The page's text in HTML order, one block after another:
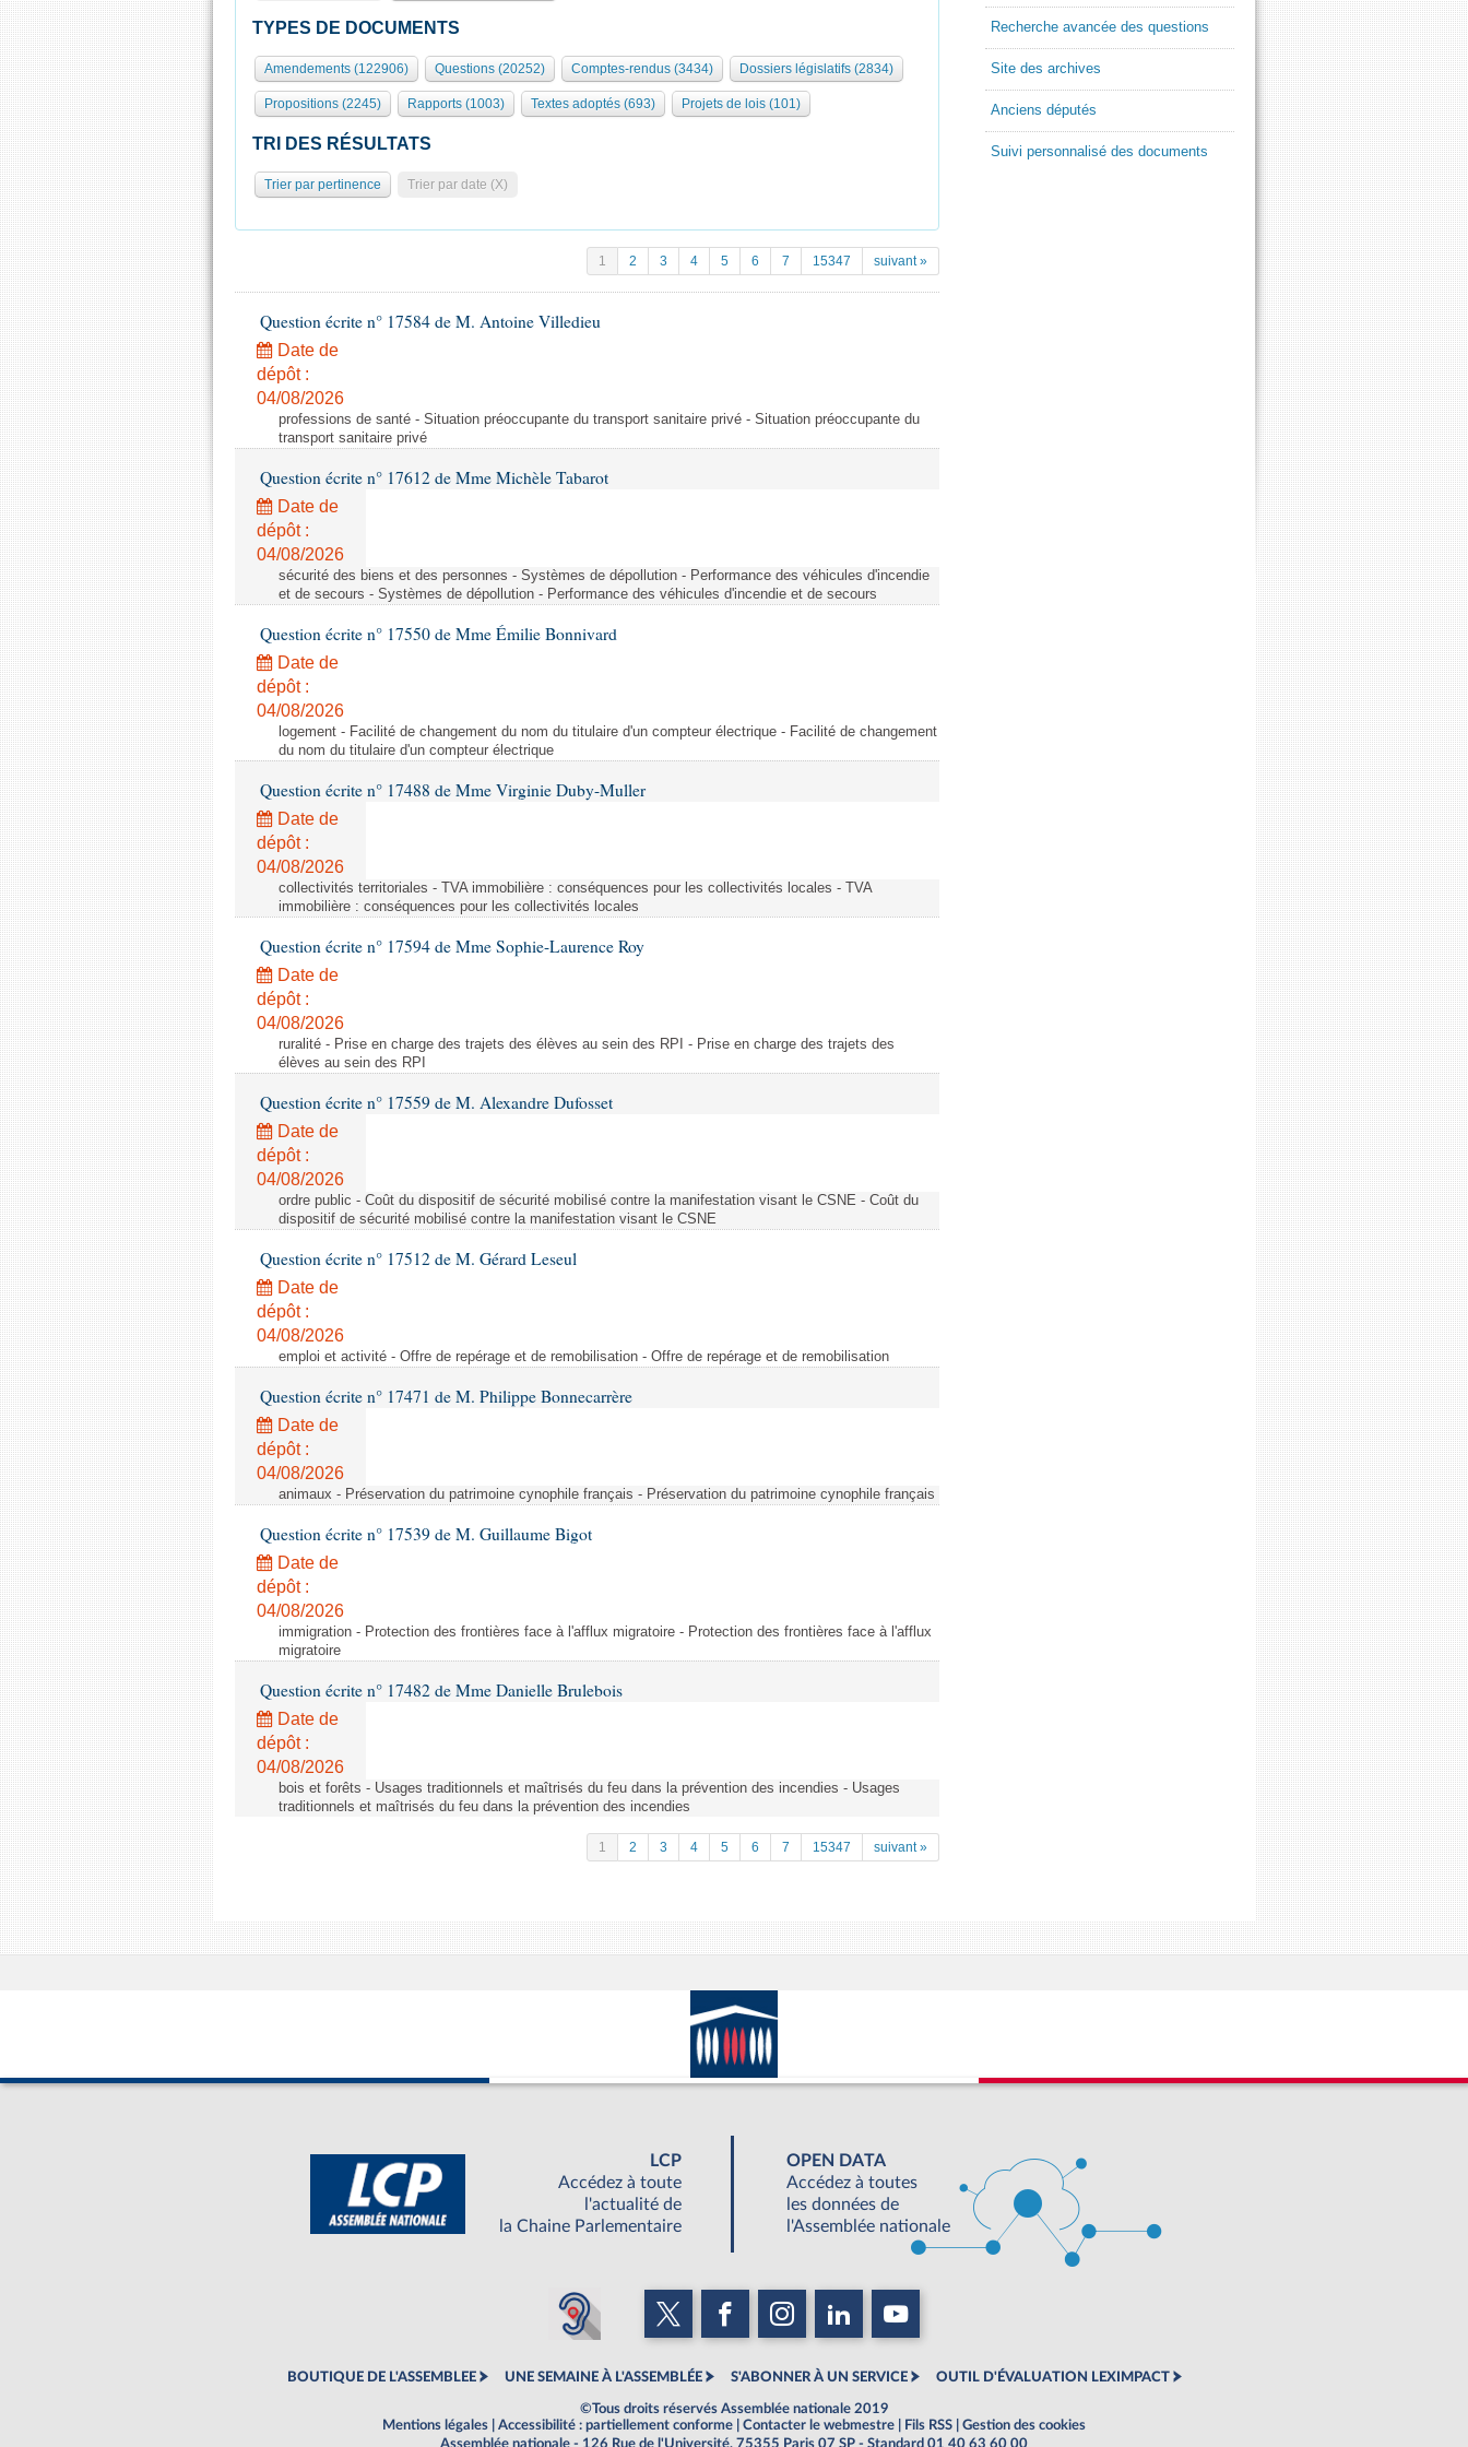
TYPES DE DOCUMENTS
Amendements (122906) Questions (20252) Comptes-rendus (3434) Dossiers législatifs (2834)
Propositions (2245) Rapports (1003) Textes adoptés (693) Projets de lois (101)
TRI DES RÉSULTATS
Trier par pertinence Trier par date (X)
1 2 3 4 5 6 7 15347 suivant »
Question écrite n° 17584 de M. Antoine Villedieu
Date de
dépôt :
04/08/2026
professions de santé - Situation préoccupante du transport sanitaire privé - Situation préoccupante du
transport sanitaire privé
Question écrite n° 17612 de Mme Michèle Tabarot
Date de
dépôt :
04/08/2026
sécurité des biens et des personnes - Systèmes de dépollution - Performance des véhicules d'incendie
et de secours - Systèmes de dépollution - Performance des véhicules d'incendie et de secours
Question écrite n° 17550 de Mme Émilie Bonnivard
Date de
dépôt :
04/08/2026
logement - Facilité de changement du nom du titulaire d'un compteur électrique - Facilité de changement
du nom du titulaire d'un compteur électrique
Question écrite n° 17488 de Mme Virginie Duby-Muller
Date de
dépôt :
04/08/2026
collectivités territoriales - TVA immobilière : conséquences pour les collectivités locales - TVA
immobilière : conséquences pour les collectivités locales
Question écrite n° 17594 de Mme Sophie-Laurence Roy
Date de
dépôt :
04/08/2026
ruralité - Prise en charge des trajets des élèves au sein des RPI - Prise en charge des trajets des
élèves au sein des RPI
Question écrite n° 17559 de M. Alexandre Dufosset
Date de
dépôt :
04/08/2026
ordre public - Coût du dispositif de sécurité mobilisé contre la manifestation visant le CSNE - Coût du
dispositif de sécurité mobilisé contre la manifestation visant le CSNE
Question écrite n° 17512 de M. Gérard Leseul
Date de
dépôt :
04/08/2026
emploi et activité - Offre de repérage et de remobilisation - Offre de repérage et de remobilisation
Question écrite n° 17471 de M. Philippe Bonnecarrère
Date de
dépôt :
04/08/2026
animaux - Préservation du patrimoine cynophile français - Préservation du patrimoine cynophile français
Question écrite n° 17539 de M. Guillaume Bigot
Date de
dépôt :
04/08/2026
immigration - Protection des frontières face à l'afflux migratoire - Protection des frontières face à l'afflux
migratoire
Question écrite n° 17482 de Mme Danielle Brulebois
Date de
dépôt :
04/08/2026
bois et forêts - Usages traditionnels et maîtrisés du feu dans la prévention des incendies - Usages
traditionnels et maîtrisés du feu dans la prévention des incendies
1 2 3 4 5 6 7 15347 suivant »
Recherche avancée des questions
Site des archives
Anciens députés
Suivi personnalisé des documents
LCP
Accédez à toute
l'actualité de
la Chaine Parlementaire
OPEN DATA
Accédez à toutes
les données de
l'Assemblée nationale
BOUTIQUE DE L'ASSEMBLEE UNE SEMAINE À L'ASSEMBLÉE S'ABONNER À UN SERVICE OUTIL D'ÉVALUATION LEXIMPACT
©Tous droits réservés Assemblée nationale 2019
Mentions légales
Accessibilité : partiellement conforme Contacter le webmestre Fils RSS
Gestion des cookies
Assemblée nationale - 126 Rue de l'Université, 75355 Paris 07 SP - Standard 01 40 63 60 00